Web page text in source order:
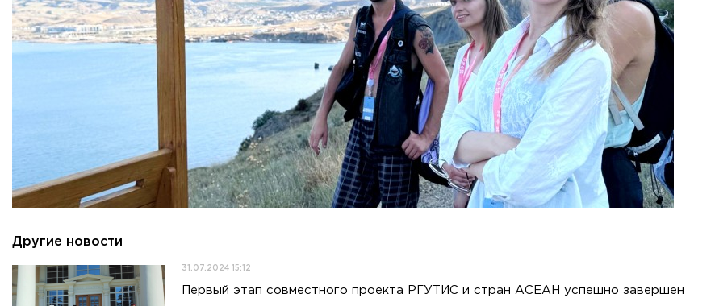
Другие новости
31.07.2024 15:12
Первый этап совместного проекта РГУТИС и стран АСЕАН успешно завершен